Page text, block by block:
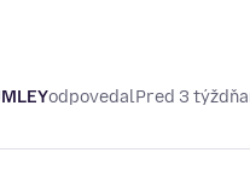
odpovedalPred 3